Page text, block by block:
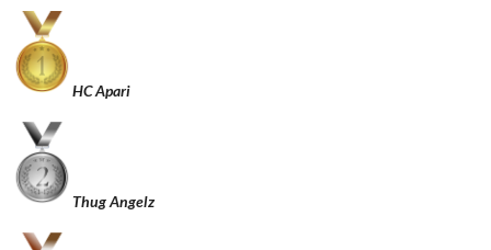
HC Apari
Thug Angelz